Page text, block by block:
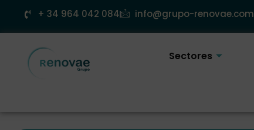
contenido
+ 34 964 042 084 info@grupo-renovae.com
Sectores